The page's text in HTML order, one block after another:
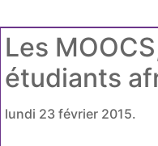
Les
étudiants
lundi 23 février 2015.